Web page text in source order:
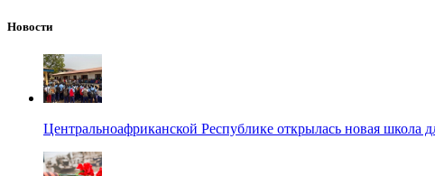
Новости
Центральноафриканской Республике открылась новая школа